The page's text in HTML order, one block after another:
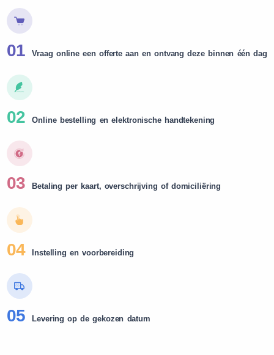
01 Vraag online een offerte aan en ontvang deze binnen één dag
02 Online bestelling en elektronische handtekening
03 Betaling per kaart, overschrijving of domiciliëring
04 Instelling en voorbereiding
05 Levering op de gekozen datum